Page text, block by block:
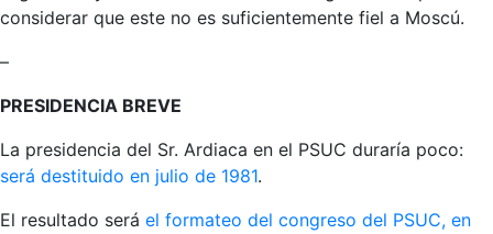
considerar que este no es suficientemente fiel a Moscú.
–
PRESIDENCIA BREVE
La presidencia del Sr. Ardiaca en el PSUC duraría poco:
será destituido en julio de 1981.
El resultado será el formateo del congreso del PSUC, en